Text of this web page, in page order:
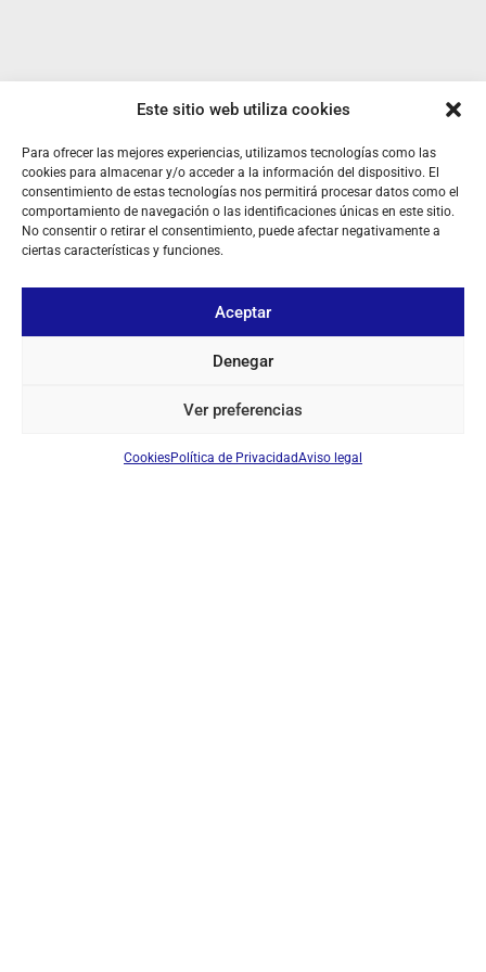
Este sitio web utiliza cookies
Para ofrecer las mejores experiencias, utilizamos tecnologías como las
cookies para almacenar y/o acceder a la información del dispositivo. El
consentimiento de estas tecnologías nos permitirá procesar datos como el
comportamiento de navegación o las identificaciones únicas en este sitio.
No consentir o retirar el consentimiento, puede afectar negativamente a
ciertas características y funciones.
Aceptar
Denegar
Ver preferencias
CookiesPolítica de PrivacidadAviso legal